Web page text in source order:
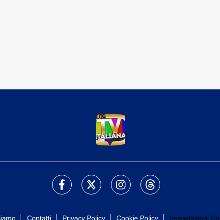
Contatti Privacy Policy Cookie Policy Impostazioni